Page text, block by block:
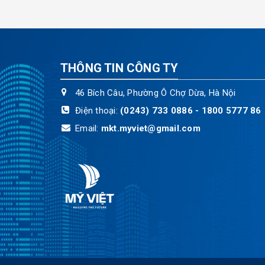
THÔNG TIN CÔNG TY
46 Bích Câu, Phường Ô Chợ Dừa, Hà Nội
Điện thoại: (0243) 733 0886 - 1800 5777 86
Email: mkt.myviet@gmail.com